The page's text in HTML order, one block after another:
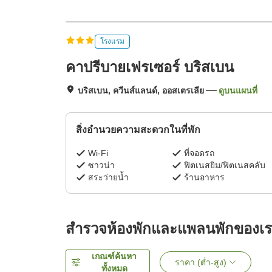
โรงแรม
คาปรีบายเฟรเซอร์ บริสเบน
บริสเบน, ควีนส์แลนด์, ออสเตรเลีย ดูบนแผนที่
สิ่งอำนวยความสะดวกในที่พัก
Wi-Fi
ที่จอดรถ
ซาวน่า
ฟิตเนสยิม/ฟิตเนสคลับ
สระว่ายน้ำ
ร้านอาหาร
สำรวจห้องพักและแพลนพักของเ
เกณฑ์ค้นหา
ทั้งหมด
ราคา (ต่ำ-สูง)